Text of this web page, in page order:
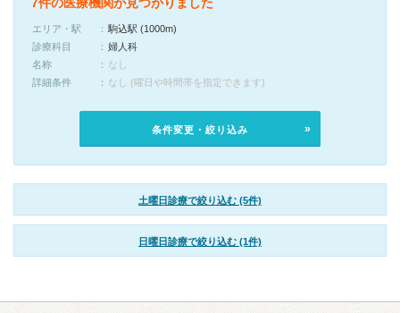
エリア・駅
駒込駅 (1000m)
診療科目
婦人科
名称
なし
詳細条件
なし (曜日や時間帯を指定できます)
条件変更・絞り込み
土曜日診療で絞り込む (5件)
日曜日診療で絞り込む (1件)